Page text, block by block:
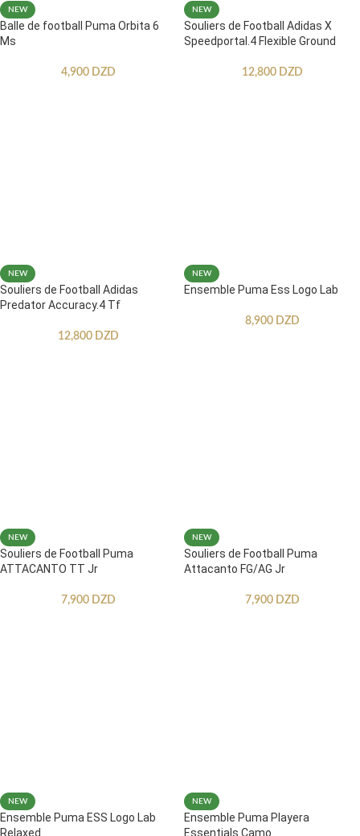
NEW
Balle de football Puma Orbita 6
Ms
4,900 DZD
NEW
Souliers de Football Adidas X
Speedportal.4 Flexible Ground
12,800 DZD
NEW
Souliers de Football Adidas
Predator Accuracy.4 Tf
12,800 DZD
NEW
Ensemble Puma Ess Logo Lab
8,900 DZD
NEW
Souliers de Football Puma
ATTACANTO TT Jr
7,900 DZD
NEW
Souliers de Football Puma
Attacanto FG/AG Jr
7,900 DZD
NEW
Ensemble Puma ESS Logo Lab
Relaxed
NEW
Ensemble Puma Playera
Essentials Camo